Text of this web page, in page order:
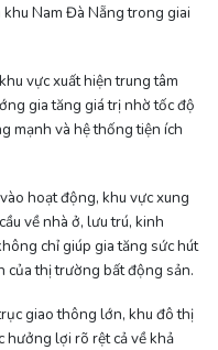
khu Nam Đà Nẵng trong giai
vực xuất hiện trung tâm
gia tăng giá trị nhờ tốc độ
mạnh và hệ thống tiện ích
hoạt động, khu vực xung
về nhà ở, lưu trú, kinh
chỉ giúp gia tăng sức hút
của thị trường bất động sản.
giao thông lớn, khu đô thị
lợi rõ rệt cả về khả